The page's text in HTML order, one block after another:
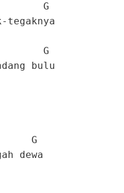
G
tegaknya
G
bulu
dewa